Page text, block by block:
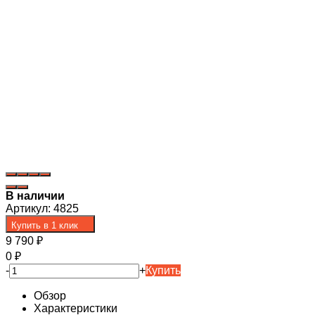
В наличии
Артикул: 4825
Купить в 1 клик
9 790 ₽
0 ₽
-
+Купить
Обзор
Характеристики